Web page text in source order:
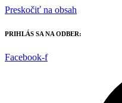
Preskočiť na obsah
PRIHLÁS SA NA ODBER:
Facebook-f